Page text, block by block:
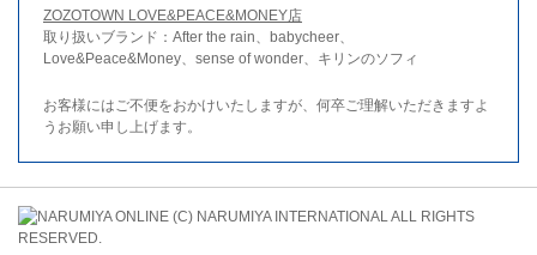
ZOZOTOWN LOVE&PEACE&MONEY店
取り扱いブランド：After the rain、babycheer、
Love&Peace&Money、sense of wonder、キリンのソフィ
お客様にはご不便をおかけいたしますが、何卒ご理解いただきますよ
うお願い申し上げます。